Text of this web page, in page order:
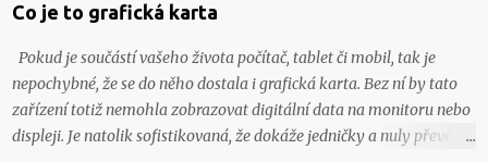
smrtelná letecká nehoda v roce 2000. Let Concordu byl hodně
náročný na spalování fosilních paliv, což v dnešní době...
Co je to grafická karta
Pokud je součástí vašeho života počítač, tablet či mobil, tak je
nepochybné, že se do něho dostala i grafická karta. Bez ní by tato
zařízení totiž nemohla zobrazovat digitální data na monitoru nebo
displeji. Je natolik sofistikovaná, že dokáže jedničky a nuly převést